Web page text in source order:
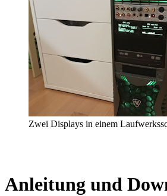
Zwei Displays in einem
Anleitung und